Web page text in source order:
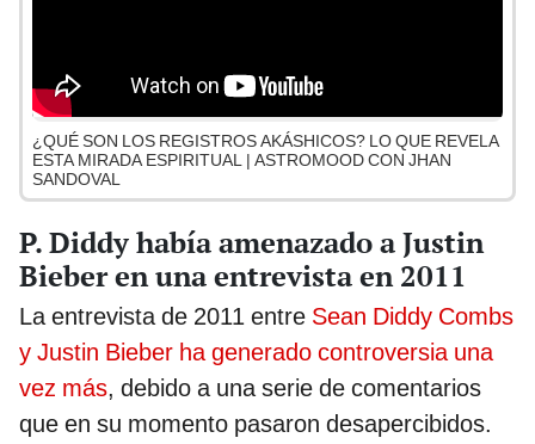
¿QUÉ SON LOS REGISTROS AKÁSHICOS? LO QUE REVELA
ESTA MIRADA ESPIRITUAL | ASTROMOOD CON JHAN
SANDOVAL
P. Diddy había amenazado a Justin
Bieber en una entrevista en 2011
La entrevista de 2011 entre Sean Diddy Combs
y Justin Bieber ha generado controversia una
vez más, debido a una serie de comentarios
que en su momento pasaron desapercibidos.